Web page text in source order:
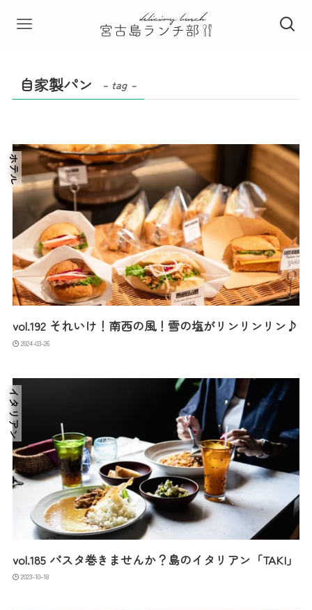
自家製パン – tag –
vol.192 それいけ！南西の風！雪の塩がリンリンリン♪
2024-03-26
ホテル
vol.185 パスタ巻きませんか？島のイタリアン「TAKI」
2023-10-18
イタリアン